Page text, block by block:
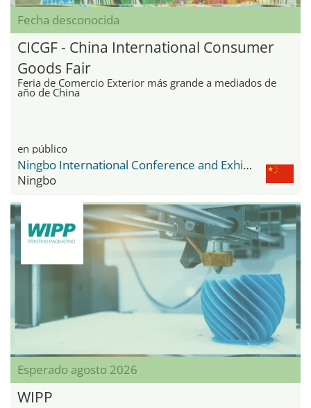
Fecha desconocida
CICGF - China International Consumer
Goods Fair
Feria de Comercio Exterior más grande a mediados de
año de China
en público
Ningbo International Conference and Exhibition Center
Ningbo
Esperado agosto 2026
WIPP